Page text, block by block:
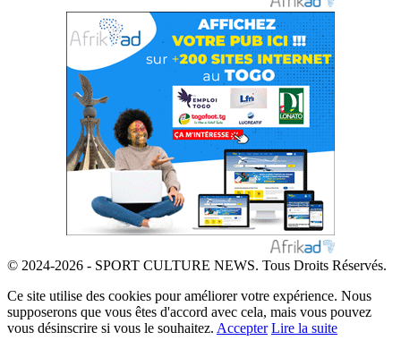
© 2024-2026 - SPORT CULTURE NEWS. Tous Droits Réservés.
Ce site utilise des cookies pour améliorer votre expérience. Nous
supposerons que vous êtes d'accord avec cela, mais vous pouvez
vous désinscrire si vous le souhaitez. Accepter Lire la suite